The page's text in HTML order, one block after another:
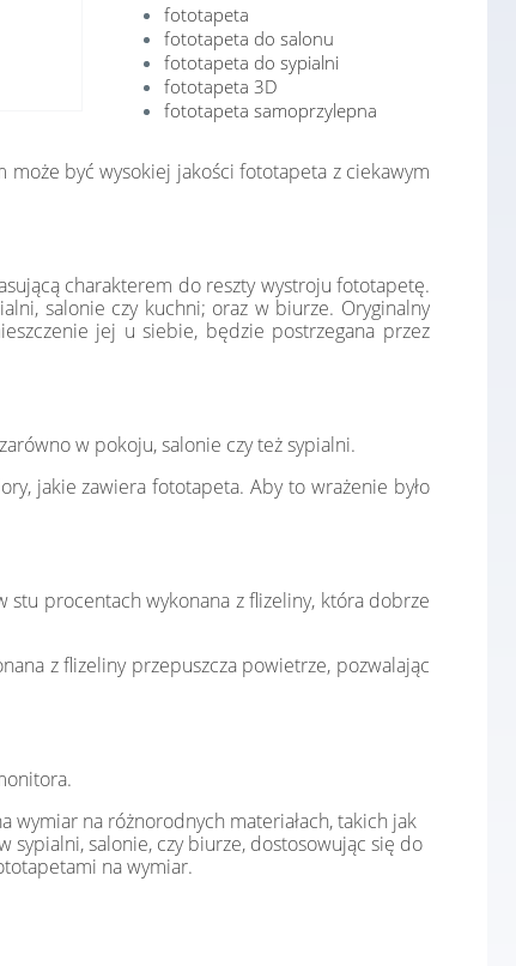
fototapeta
fototapeta do salonu
fototapeta do sypialni
fototapeta 3D
fototapeta samoprzylepna
może być wysokiej jakości fototapeta z ciekawym
charakterem do reszty wystroju fototapetę.
salonie czy kuchni; oraz w biurze. Oryginalny
jej u siebie, będzie postrzegana przez
w pokoju, salonie czy też sypialni.
jakie zawiera fototapeta. Aby to wrażenie było
stu procentach wykonana z flizeliny, która dobrze
z flizeliny przepuszcza powietrze, pozwalając
wymiar na różnorodnych materiałach, takich jak
sypialni, salonie, czy biurze, dostosowując się do
na wymiar.